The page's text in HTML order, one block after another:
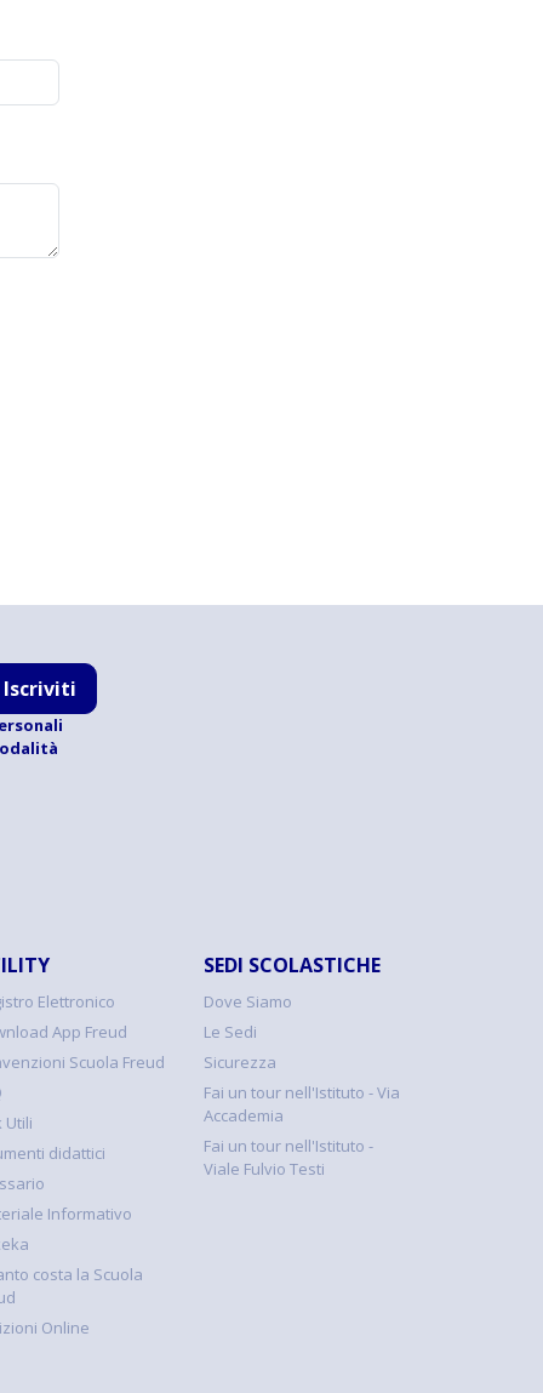
Iscriviti
Elettronico
App Freud
Scuola Freud
Utili
didattici
Informativo
costa la Scuola
Online
SEDI SCOLASTICHE
Dove Siamo
Le Sedi
Sicurezza
Fai un tour nell'Istituto - Via
Accademia
Fai un tour nell'Istituto -
Viale Fulvio Testi